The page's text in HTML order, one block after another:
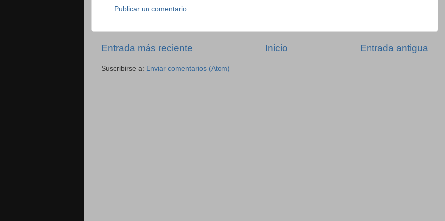
Publicar un comentario
Entrada más reciente Entrada antigua
Inicio
Suscribirse a: Enviar comentarios (Atom)